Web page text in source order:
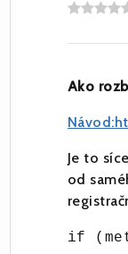
Ako
Je to
od
if